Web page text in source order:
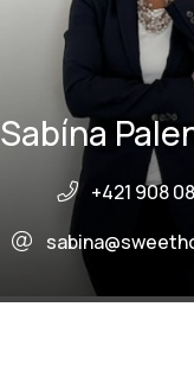
Sabína
+421 908